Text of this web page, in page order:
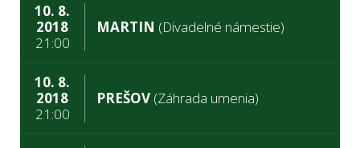
10. 8.
2018
21:00
MARTIN (Divadelné námestie)
10. 8.
2018
21:00
PREŠOV (Záhrada umenia)